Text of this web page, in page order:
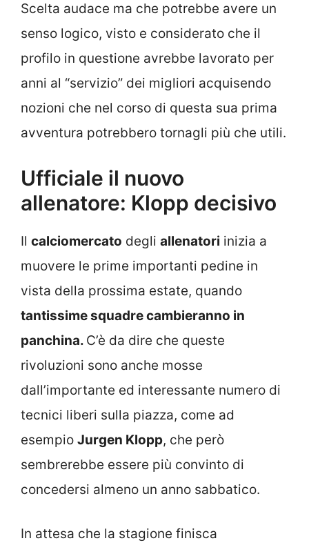
Scelta audace ma che potrebbe avere un
senso logico, visto e considerato che il
profilo in questione avrebbe lavorato per
anni al “servizio” dei migliori acquisendo
nozioni che nel corso di questa sua prima
avventura potrebbero tornagli più che utili.
Ufficiale il nuovo
allenatore: Klopp decisivo
Il calciomercato degli allenatori inizia a
muovere le prime importanti pedine in
vista della prossima estate, quando
tantissime squadre cambieranno in
panchina. C’è da dire che queste
rivoluzioni sono anche mosse
dall’importante ed interessante numero di
tecnici liberi sulla piazza, come ad
esempio Jurgen Klopp, che però
sembrerebbe essere più convinto di
concedersi almeno un anno sabbatico.
In attesa che la stagione finisca